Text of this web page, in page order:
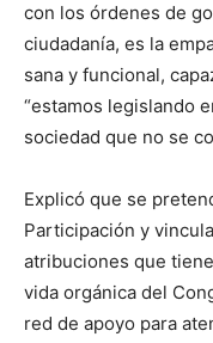
con los órdenes de
ciudadanía, es la
sana y funcional,
“estamos legislando
sociedad que no se
Explicó que se
Participación y
atribuciones que
vida orgánica del
red de apoyo para